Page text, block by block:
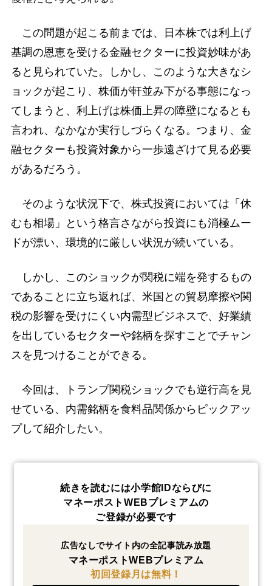
この問題が起こる前までは、日本株では利上げ
基調の恩恵を受ける金融セクターに投資妙味があ
ると見られていた。しかし、このような大きなシ
ョックが起こり、株価が軒並み下がる事態になっ
てしまうと、利上げは株価上昇の障壁になるとも
言われ、なかなか実行しづらくなる。つまり、金
融セクターも投資対象から一歩遠ざけて見る必要
があるだろう。
そのような状況下で、株式投資においては「休
むも相場」という格言さながら投資にも消極ムー
ドが漂い、環境的に厳しい状況が続いている。
しかし、このショックが関税に端を発するもの
であることに立ち返れば、米国との貿易摩擦や関
税の影響を受けにくい内需型ビジネスで、好業績
を出しているセクターや銘柄を探すことでチャン
スを見つけることができる。
今回は、トランプ関税ショックでも逆行高を見
せている、内需銘柄を食料品関係からピックアッ
プして紹介したい。
続きを読むには小学館IDならびに
マネーポストWEBプレミアムの
ご登録が必要です
広告なしでサイト内の全記事読み放題
マネーポストWEBプレミアム
初回登録月は無料！